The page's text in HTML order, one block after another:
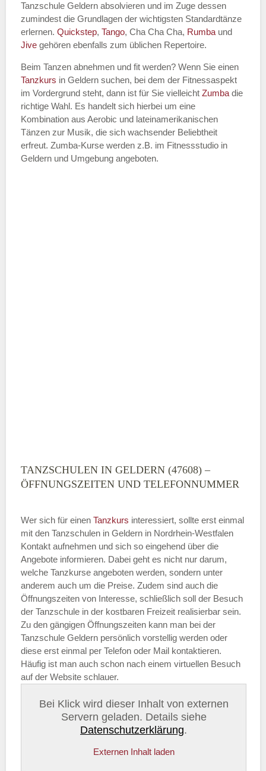
Tanzart*
Tanzschule Geldern absolvieren und im Zuge dessen
zumindest die Grundlagen der wichtigsten Standardtänze
erlernen. Quickstep, Tango, Cha Cha Cha, Rumba und
Jive gehören ebenfalls zum üblichen Repertoire.
Beim Tanzen abnehmen und fit werden? Wenn Sie einen
Tanzkurs in Geldern suchen, bei dem der Fitnessaspekt
im Vordergrund steht, dann ist für Sie vielleicht Zumba die
richtige Wahl. Es handelt sich hierbei um eine
Kombination aus Aerobic und lateinamerikanischen
Tänzen zur Musik, die sich wachsender Beliebtheit
erfreut. Zumba-Kurse werden z.B. im Fitnessstudio in
Geldern und Umgebung angeboten.
TANZSCHULEN IN GELDERN (47608) –
ÖFFNUNGSZEITEN UND TELEFONNUMMER
Wer sich für einen Tanzkurs interessiert, sollte erst einmal
mit den Tanzschulen in Geldern in Nordrhein-Westfalen
Kontakt aufnehmen und sich so eingehend über die
Angebote informieren. Dabei geht es nicht nur darum,
welche Tanzkurse angeboten werden, sondern unter
anderem auch um die Preise. Zudem sind auch die
Öffnungszeiten von Interesse, schließlich soll der Besuch
der Tanzschule in der kostbaren Freizeit realisierbar sein.
Zu den gängigen Öffnungszeiten kann man bei der
Tanzschule Geldern persönlich vorstellig werden oder
diese erst einmal per Telefon oder Mail kontaktieren.
Häufig ist man auch schon nach einem virtuellen Besuch
auf der Website schlauer.
Bei Klick wird dieser Inhalt von externen
Servern geladen. Details siehe
Datenschutzerklärung.
Externen Inhalt laden